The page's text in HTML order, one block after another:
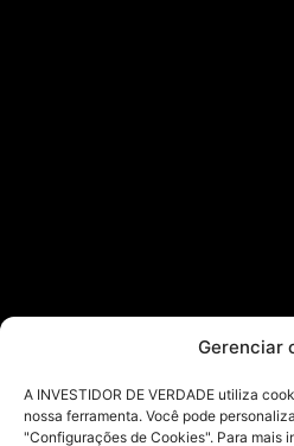
Gerenciar
A INVESTIDOR DE VERDADE utiliza
nossa ferramenta. Você pode
"Configurações de Cookies". Para mais